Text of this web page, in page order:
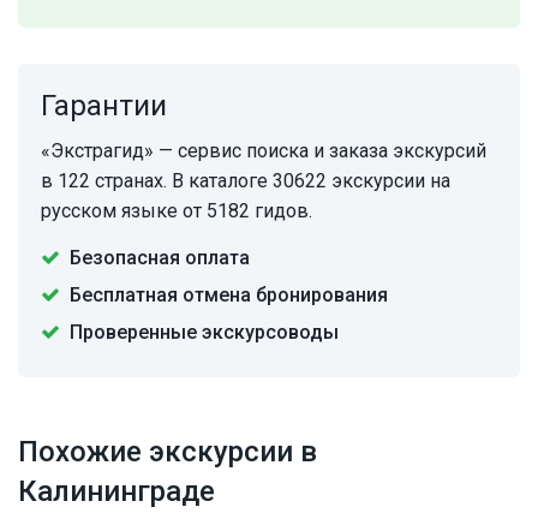
Гарантии
«Экстрагид» — сервис поиска и заказа экскурсий
в 122 странах. В каталоге 30622 экскурсии на
русском языке от 5182 гидов.
Безопасная оплата
Бесплатная отмена бронирования
Проверенные экскурсоводы
Похожие экскурсии в
Калининграде